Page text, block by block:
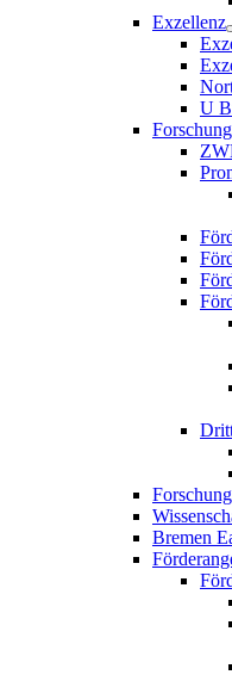
Exzellenz
U
Bremen